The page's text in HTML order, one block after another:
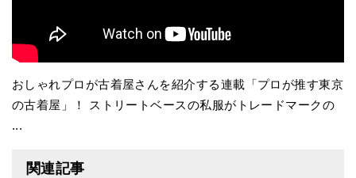
おしゃれプロが古着屋さんを紹介する連載「プロが推す東京
の古着屋」！ ストリートベースの私服がトレードマークの
...
関連記事